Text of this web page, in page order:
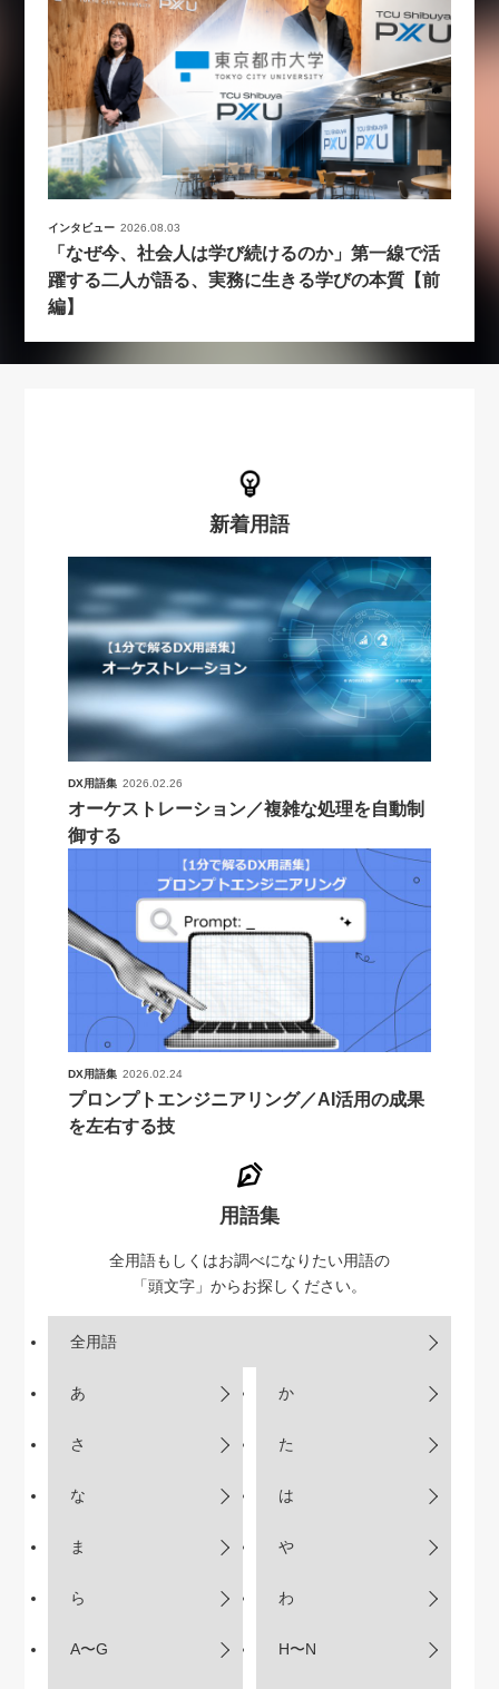
インタビュー 2026.08.03
「なぜ今、社会人は学び続けるのか」第一線で活
躍する二人が語る、実務に生きる学びの本質【前
編】
新着用語
DX用語集 2026.02.26
オーケストレーション／複雑な処理を自動制
御する
DX用語集 2026.02.24
プロンプトエンジニアリング／AI活用の成果
を左右する技
用語集
全用語もしくはお調べになりたい用語の
「頭文字」からお探しください。
全用語
あ か
さ た
な は
ま や
ら わ
A〜G H〜N